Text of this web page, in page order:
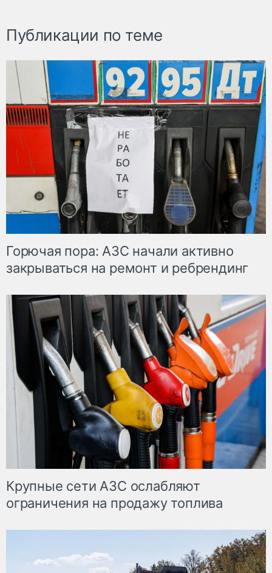
Публикации по теме
Горючая пора: АЗС начали активно
закрываться на ремонт и ребрендинг
Крупные сети АЗС ослабляют
ограничения на продажу топлива